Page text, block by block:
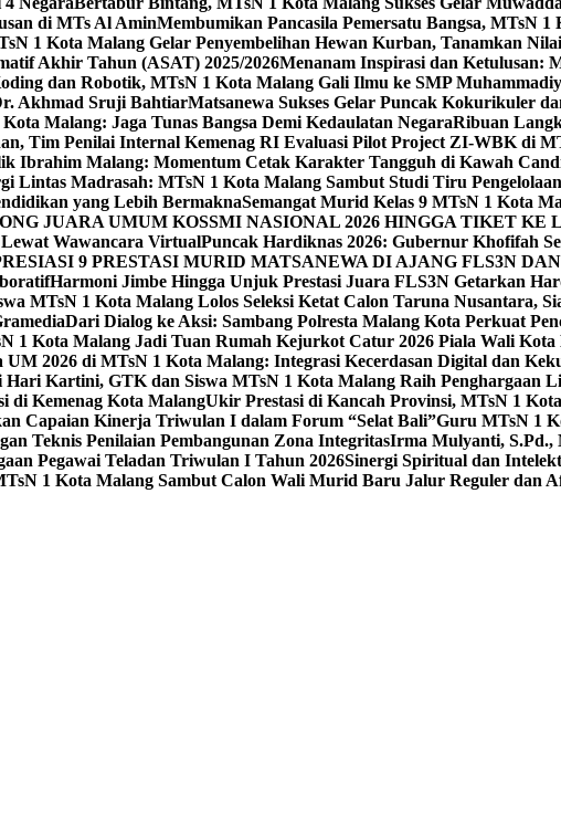
di MTs Al AminMembumikan Pancasila Pemersatu Bangsa, MTsN
1 Kota Malang Gelar Penyembelihan Hewan Kurban, Tanamkan
Akhir Tahun (ASAT) 2025/2026Menanam Inspirasi dan Ketulusan:
dan Robotik, MTsN 1 Kota Malang Gali Ilmu ke SMP
Akhmad Sruji BahtiarMatsanewa Sukses Gelar Puncak Kokurikuler
Malang: Jaga Tunas Bangsa Demi Kedaulatan NegaraRibuan
Tim Penilai Internal Kemenag RI Evaluasi Pilot Project ZI-WBK di
Ibrahim Malang: Momentum Cetak Karakter Tangguh di Kawah
Lintas Madrasah: MTsN 1 Kota Malang Sambut Studi Tiru
yang Lebih BermaknaSemangat Murid Kelas 9 MTsN 1 Kota
JUARA UMUM KOSSMI NASIONAL 2026 HINGGA TIKET KE
Wawancara VirtualPuncak Hardiknas 2026: Gubernur Khofifah
9 PRESTASI MURID MATSANEWA DI AJANG FLS3N DAN
Harmoni Jimbe Hingga Unjuk Prestasi Juara FLS3N Getarkan
MTsN 1 Kota Malang Lolos Seleksi Ketat Calon Taruna Nusantara,
Dari Dialog ke Aksi: Sambang Polresta Malang Kota Perkuat
1 Kota Malang Jadi Tuan Rumah Kejurkot Catur 2026 Piala Wali Kota
UM 2026 di MTsN 1 Kota Malang: Integrasi Kecerdasan Digital dan
Hari Kartini, GTK dan Siswa MTsN 1 Kota Malang Raih Penghargaan
di Kemenag Kota MalangUkir Prestasi di Kancah Provinsi, MTsN 1
Capaian Kinerja Triwulan I dalam Forum “Selat Bali”Guru MTsN 1
Teknis Penilaian Pembangunan Zona IntegritasIrma Mulyanti, S.Pd.,
Pegawai Teladan Triwulan I Tahun 2026Sinergi Spiritual dan
1 Kota Malang Sambut Calon Wali Murid Baru Jalur Reguler dan